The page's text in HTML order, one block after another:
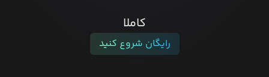
کاملا
رایگان شروع کنید